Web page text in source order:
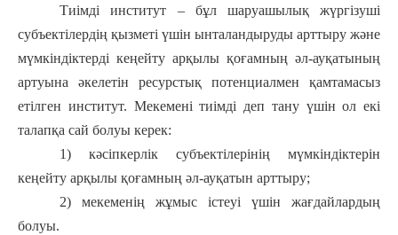
Тиімді институт – бұл шаруашылық жүргізуші
субъектілердің қызметі үшін ынталандыруды арттыру және
мүмкіндіктерді кеңейту арқылы қоғамның әл-ауқатының
артуына әкелетін ресурстық потенциалмен қамтамасыз
етілген институт. Мекемені тиімді деп тану үшін ол екі
талапқа сай болуы керек:
1) кәсіпкерлік субъектілерінің мүмкіндіктерін
кеңейту арқылы қоғамның әл-ауқатын арттыру;
2) мекеменің жұмыс істеуі үшін жағдайлардың
болуы.